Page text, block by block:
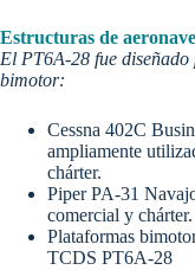
Estructuras de
El PT6A-28 fue
bimotor:
Cessna 402C
ampliamente
chárter.
Piper PA-31
comercial y chárter.
Plataformas
TCDS PT6A-28